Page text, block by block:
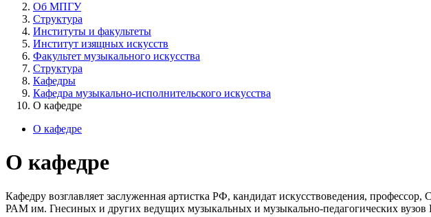
Об МПГУ
Структура
Институты и факультеты
Институт изящных искусств
Факультет музыкального искусства
Структура
Кафедры
Кафедра музыкально-исполнительского искусства
О кафедре
О кафедре
О кафедре
Кафедру возглавляет заслуженная артистка РФ, кандидат искусствоведения,
РАМ им. Гнесиных и других ведущих музыкальных и музыкально-педагогических вузов